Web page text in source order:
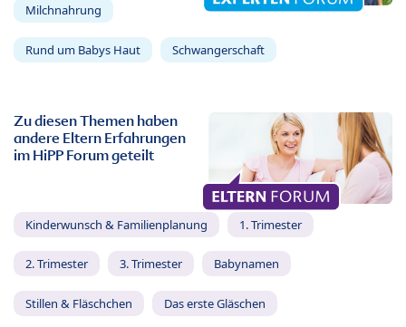
Milchnahrung
Rund um Babys Haut Schwangerschaft
Zu diesen Themen haben
andere Eltern Erfahrungen
im HiPP Forum geteilt
Kinderwunsch & Familienplanung 1. Trimester
2. Trimester 3. Trimester Babynamen
Stillen & Fläschchen Das erste Gläschen